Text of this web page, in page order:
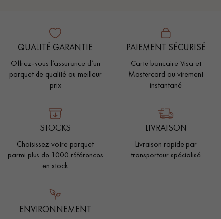
QUALITÉ GARANTIE
Offrez-vous l’assurance d’un
parquet de qualité au meilleur
prix
PAIEMENT SÉCURISÉ
Carte bancaire Visa et
Mastercard ou virement
instantané
STOCKS
Choisissez votre parquet
parmi plus de 1000 références
en stock
LIVRAISON
Livraison rapide par
transporteur spécialisé
ENVIRONNEMENT